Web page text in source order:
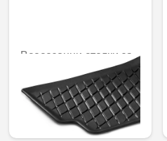
Всесезонни стелки за
под Dynamic Squares,
задни, комплект от 2
48,41 € / 94,68 лв.